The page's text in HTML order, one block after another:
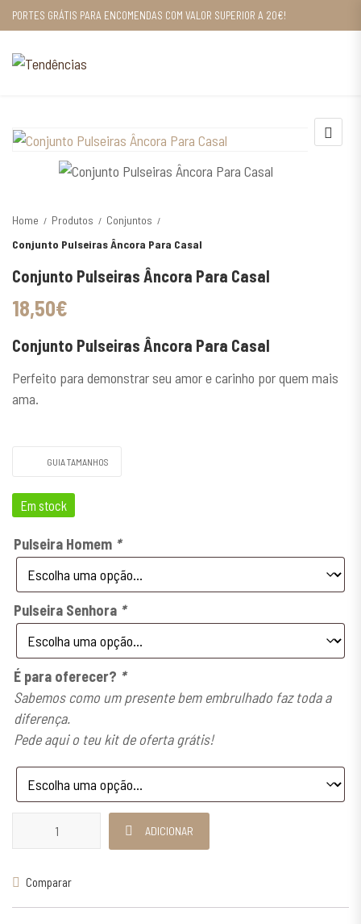
PORTES GRÁTIS PARA ENCOMENDAS COM VALOR SUPERIOR A 20€!
Home Produtos
Conjuntos
Conjunto Pulseiras Âncora Para Casal
Conjunto Pulseiras Âncora Para Casal
18,50€
Conjunto Pulseiras Âncora Para Casal
Perfeito para demonstrar seu amor e carinho por quem mais
ama.
GUIA TAMANHOS
Em stock
Pulseira Homem *
Pulseira Senhora *
É para oferecer? *
Sabemos como um presente bem embrulhado faz toda a
diferença.
Pede aqui o teu kit de oferta grátis!
Quantidade de Conjunto Pulseiras Âncora Para Casal
ADICIONAR
Comparar